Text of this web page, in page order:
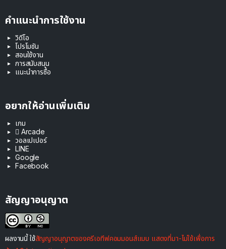
คำแนะนำการใช้งาน
วิดีโอ
โปรโมชัน
สอนใช้งาน
การสนับสนุน
แนะนำการซื้อ
อยากให้อ่านเพิ่มเติม
เกม
 Arcade
วอลเปเปอร์
LINE
Google
Facebook
สัญญาอนุญาต
ผลงานนี้ ใช้สัญญาอนุญาตของครีเอทีฟคอมมอนส์แบบ แสดงที่มา-ไม่ใช้เพื่อการ